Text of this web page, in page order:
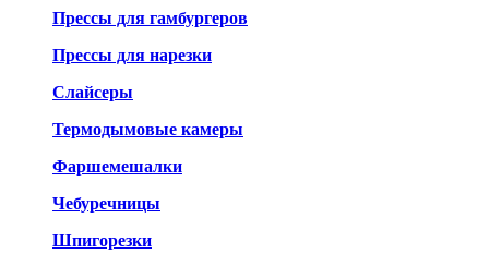
Прессы для гамбургеров
Прессы для нарезки
Слайсеры
Термодымовые камеры
Фаршемешалки
Чебуречницы
Шпигорезки